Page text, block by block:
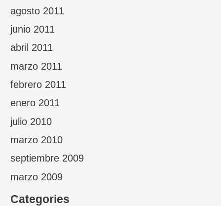
agosto 2011
junio 2011
abril 2011
marzo 2011
febrero 2011
enero 2011
julio 2010
marzo 2010
septiembre 2009
marzo 2009
Categories